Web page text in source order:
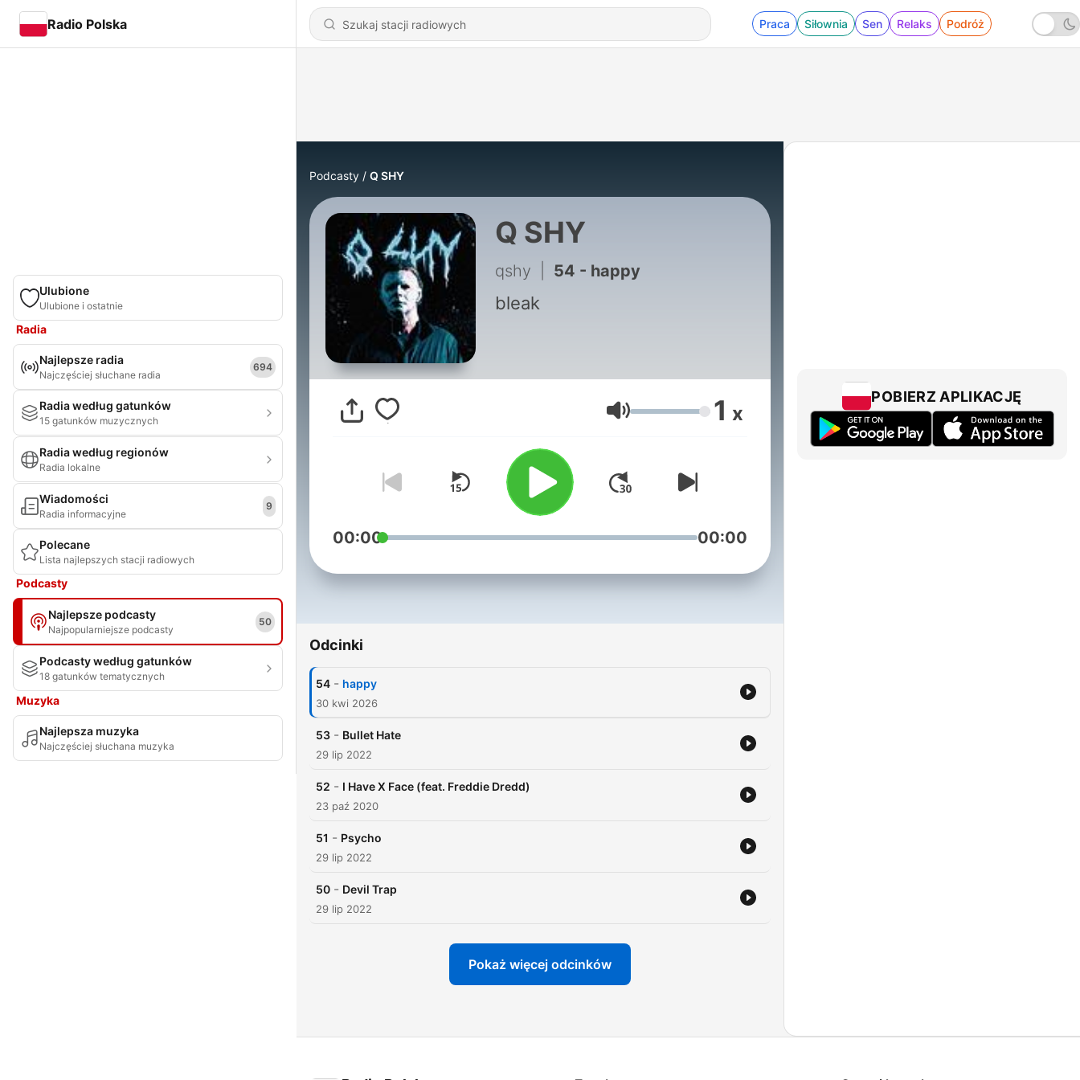
Radio Polska Praca Siłownia Sen Relaks Podróż
Ulubione
Ulubione i ostatnie
Radia
Najlepsze radia
Najczęściej słuchane radia
694
Radia według gatunków
15 gatunków muzycznych
Radia według regionów
Radia lokalne
Wiadomości
Radia informacyjne
9
Polecane
Lista najlepszych stacji radiowych
Podcasty
Najlepsze podcasty
Najpopularniejsze podcasty
50
Podcasty według gatunków
18 gatunków tematycznych
Muzyka
Najlepsza muzyka
Najczęściej słuchana muzyka
Podcasty Q SHY
Q SHY
qshy 54 - happy
bleak
Głośność 1 x
00:00 00:00
Odcinki
54 - happy
30 kwi 2026
53 - Bullet Hate
29 lip 2022
52 - I Have X Face (feat. Freddie Dredd)
23 paź 2020
51 - Psycho
29 lip 2022
50 - Devil Trap
29 lip 2022
Pokaż więcej odcinków
POBIERZ APLIKACJĘ